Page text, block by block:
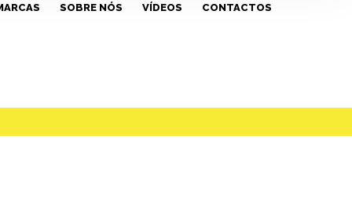
SOBRE NÓS VÍDEOS CONTACTOS